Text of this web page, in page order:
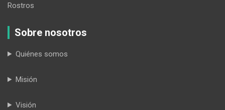
Rostros
Sobre nosotros
Quiénes somos
Misión
Visión